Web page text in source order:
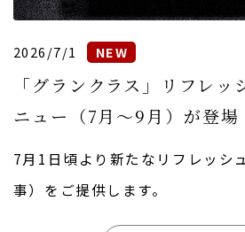
2026/7/1
「グランクラス」リフレッ
ニュー（7月〜9月）が登場
7月1日頃より新たなリフレッシ
事）をご提供します。